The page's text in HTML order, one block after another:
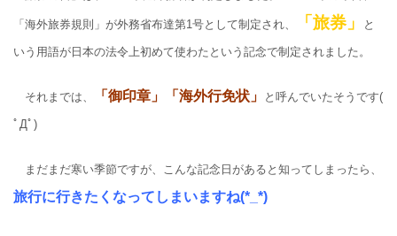
「海外旅券規則」が外務省布達第1号として制定され、 「旅券」 と
いう用語が日本の法令上初めて使わたという記念で制定されました。
それまでは、 「御印章」「海外行免状」 と呼んでいたそうです(
ﾟДﾟ)
まだまだ寒い季節ですが、こんな記念日があると知ってしまったら、
旅行に行きたくなってしまいますね(*_*)